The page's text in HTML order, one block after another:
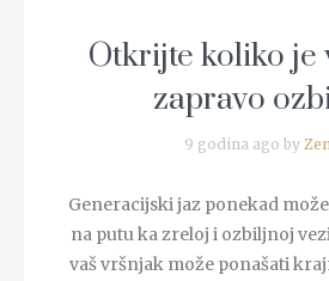
Otkrijte koliko je
zapravo
9 godina ago by
Generacijski jaz ponekad
na putu ka zreloj i ozbiljnoj
vaš vršnjak može ponašati